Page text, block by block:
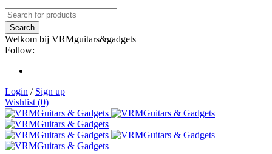
Welkom bij VRMguitars&gadgets
Follow:
Login / Sign up
Wishlist (0)